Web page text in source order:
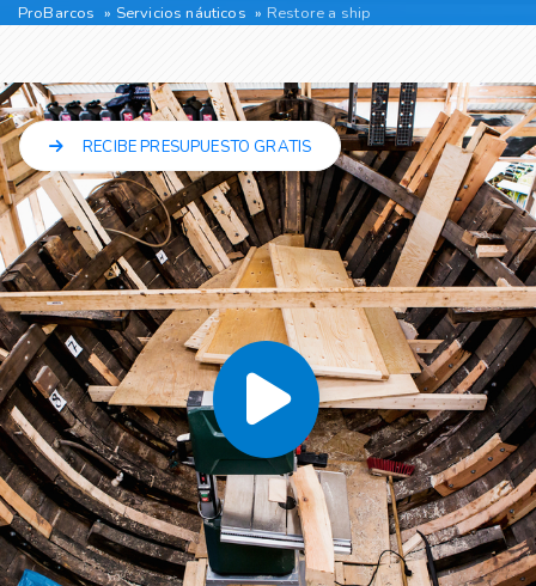
ProBarcos Servicios náuticos Restore a ship
RECIBE PRESUPUESTO GRATIS